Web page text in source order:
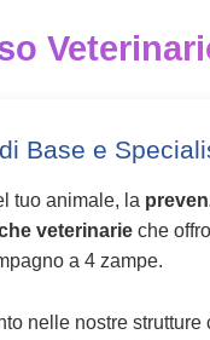
Base e
tuo animale, la
veterinarie che
a 4 zampe.
nelle nostre strutture